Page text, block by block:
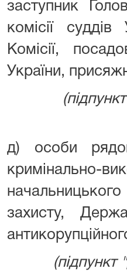
заступник
комісії
Комісії,
України,
д) особи
кримінально-
захисту,
(підпункт